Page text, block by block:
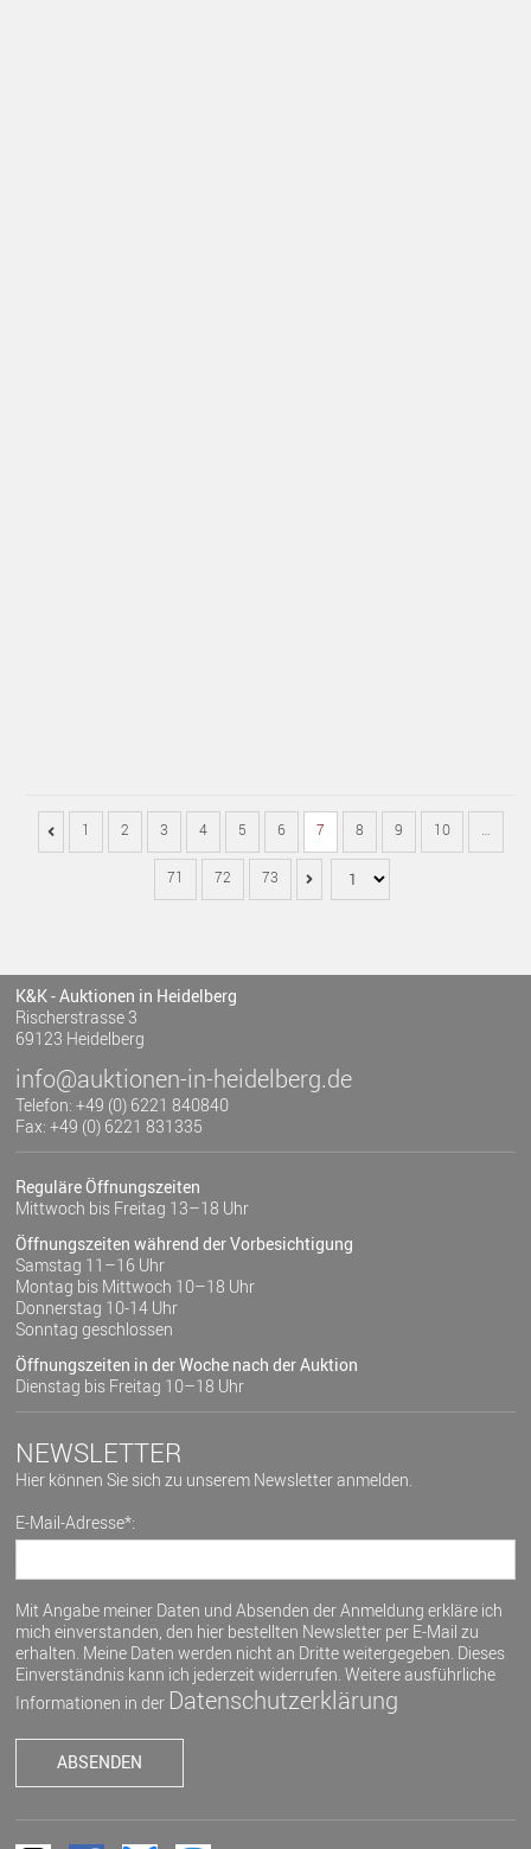
1 2 3 4 5 6 7 8 9 10 …
71 72 73
K&K - Auktionen in Heidelberg
Rischerstrasse 3
69123 Heidelberg
info@auktionen-in-heidelberg.de
Telefon: +49 (0) 6221 840840
Fax: +49 (0) 6221 831335
Reguläre Öffnungszeiten
Mittwoch bis Freitag 13–18 Uhr
Öffnungszeiten während der Vorbesichtigung
Samstag 11–16 Uhr
Montag bis Mittwoch 10–18 Uhr
Donnerstag 10-14 Uhr
Sonntag geschlossen
Öffnungszeiten in der Woche nach der Auktion
Dienstag bis Freitag 10–18 Uhr
NEWSLETTER
Hier können Sie sich zu unserem Newsletter anmelden.
E-Mail-Adresse*:
Mit Angabe meiner Daten und Absenden der Anmeldung erkläre ich
mich einverstanden, den hier bestellten Newsletter per E-Mail zu
erhalten. Meine Daten werden nicht an Dritte weitergegeben. Dieses
Einverständnis kann ich jederzeit widerrufen. Weitere ausführliche
Informationen in der Datenschutzerklärung